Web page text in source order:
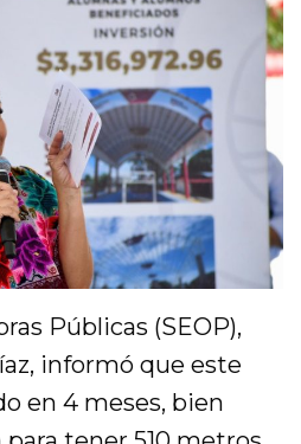
Públicas (SEOP),
informó que este
en 4 meses, bien